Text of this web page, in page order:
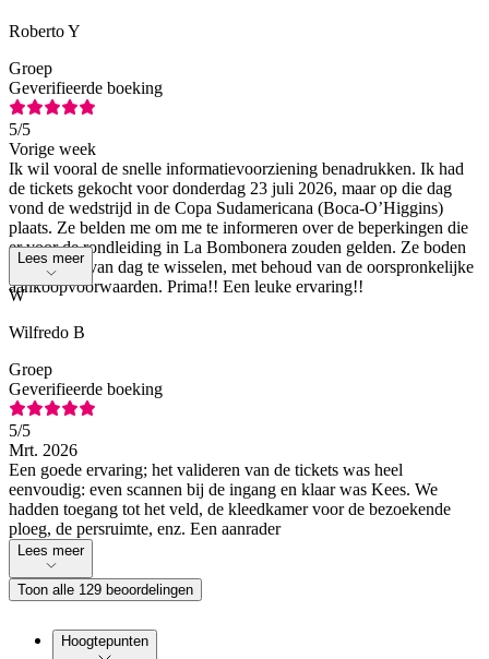
Roberto Y
Groep
Geverifieerde boeking
5/5
Vorige week
Ik wil vooral de snelle informatievoorziening benadrukken. Ik had
de tickets gekocht voor donderdag 23 juli 2026, maar op die dag
vond de wedstrijd in de Copa Sudamericana (Boca-O’Higgins)
plaats. Ze belden me om me te informeren over de beperkingen die
er voor de rondleiding in La Bombonera zouden gelden. Ze boden
me aan om van dag te wisselen, met behoud van de oorspronkelijke
aankoopvoorwaarden. Prima!! Een leuke ervaring!!
Lees meer
W
Wilfredo B
Groep
Geverifieerde boeking
5/5
Mrt. 2026
Een goede ervaring; het valideren van de tickets was heel
eenvoudig: even scannen bij de ingang en klaar was Kees. We
hadden toegang tot het veld, de kleedkamer voor de bezoekende
ploeg, de persruimte, enz. Een aanrader
Lees meer
Toon alle 129 beoordelingen
Hoogtepunten